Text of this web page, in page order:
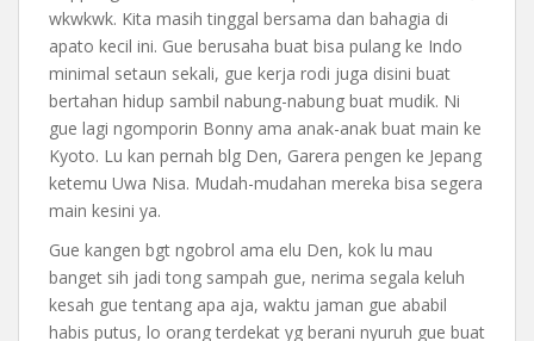
wkwkwk. Kita masih tinggal bersama dan bahagia di
apato kecil ini. Gue berusaha buat bisa pulang ke Indo
minimal setaun sekali, gue kerja rodi juga disini buat
bertahan hidup sambil nabung-nabung buat mudik. Ni
gue lagi ngomporin Bonny ama anak-anak buat main ke
Kyoto. Lu kan pernah blg Den, Garera pengen ke Jepang
ketemu Uwa Nisa. Mudah-mudahan mereka bisa segera
main kesini ya.
Gue kangen bgt ngobrol ama elu Den, kok lu mau
banget sih jadi tong sampah gue, nerima segala keluh
kesah gue tentang apa aja, waktu jaman gue ababil
habis putus, lo orang terdekat yg berani nyuruh gue buat